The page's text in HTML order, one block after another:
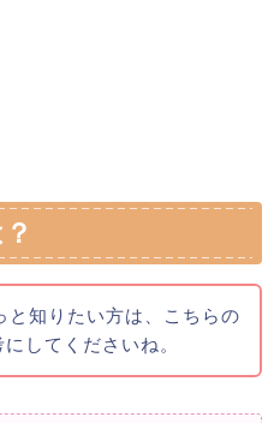
と知りたい方は、こちらの
してくださいね。